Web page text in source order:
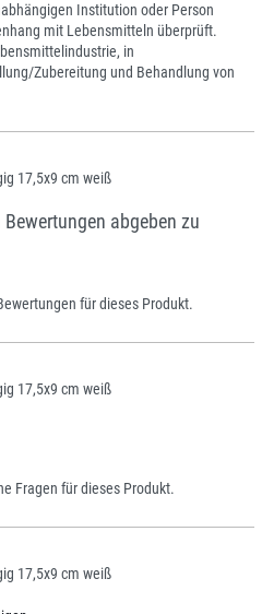
Institution oder Person
mit Lebensmitteln überprüft.
in
Zubereitung und Behandlung von
17,5x9 cm weiß
Bewertungen abgeben zu
für dieses Produkt.
17,5x9 cm weiß
Fragen für dieses Produkt.
17,5x9 cm weiß